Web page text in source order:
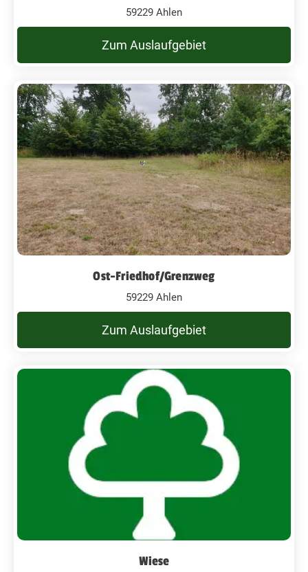
59229 Ahlen
Zum Auslaufgebiet
Ost-Friedhof/Grenzweg
59229 Ahlen
Zum Auslaufgebiet
Wiese